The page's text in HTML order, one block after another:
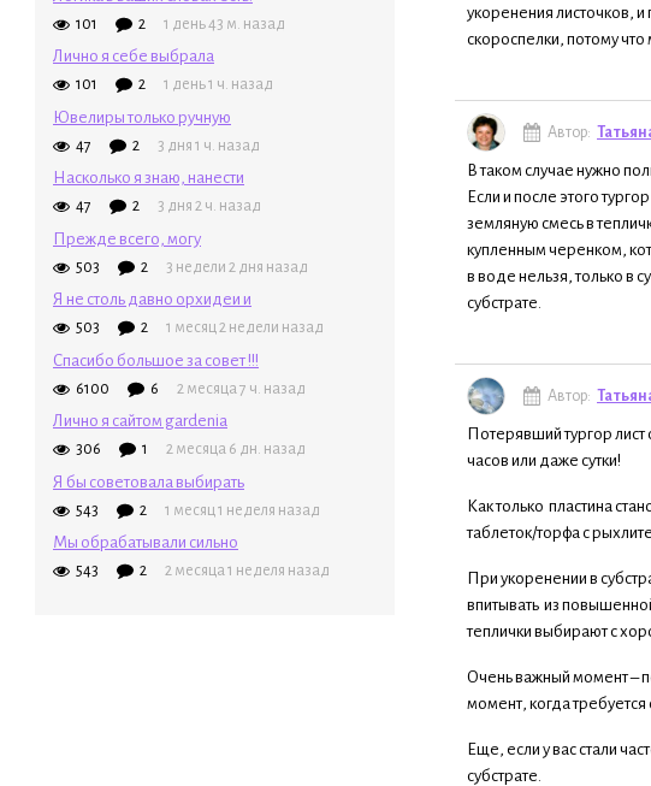
101 2 1 день 43 м. назад
Лично я себе выбрала
101 2 1 день 1 ч. назад
Ювелиры только ручную
47 2 3 дня 1 ч. назад
Насколько я знаю, нанести
47 2 3 дня 2 ч. назад
Прежде всего, могу
503 2 3 недели 2 дня назад
Я не столь давно орхидеи и
503 2 1 месяц 2 недели назад
Спасибо большое за совет !!!
6100 6 2 месяца 7 ч. назад
Лично я сайтом gardenia
306 1 2 месяца 6 дн. назад
Я бы советовала выбирать
543 2 1 месяц 1 неделя назад
Мы обрабатывали сильно
543 2 2 месяца 1 неделя назад
укоренения листочков, и
скороспелки, потому
Автор:
В таком случае нужно
Если и после этого
земляную смесь в
купленным черенком,
в воде нельзя, только в
субстрате.
Автор:
Потерявший тургор лист
часов или даже сутки!
Как только пластина
таблеток/торфа с
При укоренении в
впитывать из
теплички выбирают с
Очень важный момент –
момент, когда требуется
Еще, если у вас стали
субстрате.